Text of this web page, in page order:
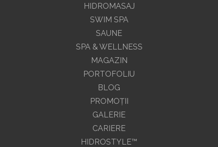
HIDROMASAJ
SWIM SPA
SAUNE
SPA & WELLNESS
MAGAZIN
PORTOFOLIU
BLOG
PROMOŢII
GALERIE
CARIERE
HIDROSTYLE™